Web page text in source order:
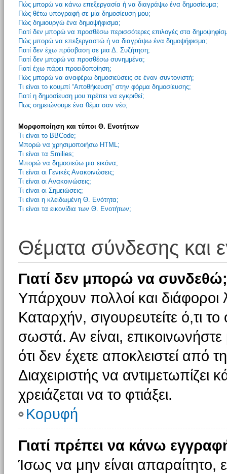
Πώς μπορώ να κάνω επεξεργασία ή να διαγράψω ένα δημοσίευμα;
Πώς θέτω υπογραφή σε μία δημοσίευση μου;
Πώς δημιουργώ ένα δημοψήφισμα;
Γιατί δεν μπορώ να προσθέσω περισσότερες επιλογές στα
Πώς μπορώ να επεξεργαστώ ή να διαγράψω ένα δημοψήφισμα;
Γιατί δεν έχω πρόσβαση σε μια Δ. Συζήτηση;
Γιατί δεν μπορώ να προσθέσω συνημμένα;
Γιατί έχω πάρει προειδοποίηση;
Πώς μπορώ να αναφέρω δημοσιεύσεις σε έναν συντονιστή;
Τι είναι το κουμπί “Αποθήκευση” στην φόρμα δημοσίευσης;
Γιατί η δημοσίευση μου πρέπει να εγκριθεί;
Πως σημειώνουμε ένα θέμα σαν νέο;
Μορφοποίηση και τύποι Θ. Ενοτήτων
Τι είναι το BBCode;
Μπορώ να χρησιμοποιήσω HTML;
Τι είναι τα Smilies;
Μπορώ να δημοσιεύω μια εικόνα;
Τι είναι οι Γενικές Ανακοινώσεις;
Τι είναι οι Ανακοινώσεις;
Τι είναι οι Σημειώσεις;
Τι είναι η κλειδωμένη Θ. Ενότητα;
Τι είναι τα εικονίδια των Θ. Ενοτήτων;
Θέματα σύνδεσης και
Γιατί δεν μπορώ να συνδεθώ;
Υπάρχουν πολλοί και
Καταρχήν, σιγουρευτείτε ό,τι
σωστά. Αν είναι, επικοινωνήστε
ότι δεν έχετε αποκλειστεί από
Διαχειριστής να αντιμετωπίζει
χρειάζεται να το φτιάξει.
Κορυφή
Γιατί πρέπει να κάνω
Ίσως να μην είναι απαραίτητο,